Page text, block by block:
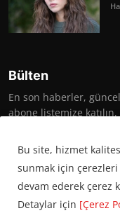
Bülten
En son haberler,
abone listemize
Bu site, hizmet
sunmak için
devam ederek çerez
Detaylar için [Çerez